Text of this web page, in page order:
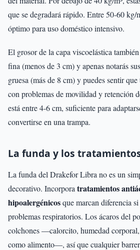
que se degradará rápido. Entre 50-60 kg/
óptimo para uso doméstico intensivo.
El grosor de la capa viscoelástica
fina (menos de 3 cm) y apenas notarás
gruesa (más de 8 cm) y puedes sentir
con problemas de movilidad y retención
está entre 4-6 cm, suficiente para
convertirse en una trampa.
La funda y los
La funda del Drakefor Libra no es un
decorativo. Incorpora tratamientos
hipoalergénicosque marcan diferencia
problemas respiratorios. Los ácaros del
colchones —calorcito, humedad
como alimento—, así que cualquier